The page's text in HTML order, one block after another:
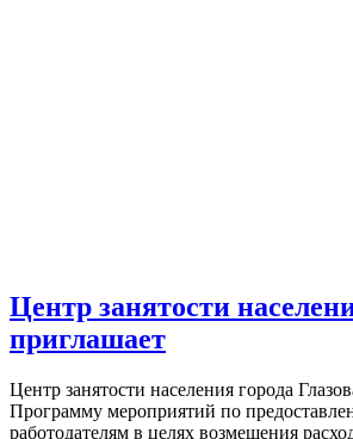
Центр занятости
приглашает
Центр занятости населения города
Программу мероприятий по
работодателям в целях возмещения